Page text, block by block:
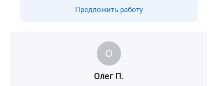
Предложить работу
Олег П.